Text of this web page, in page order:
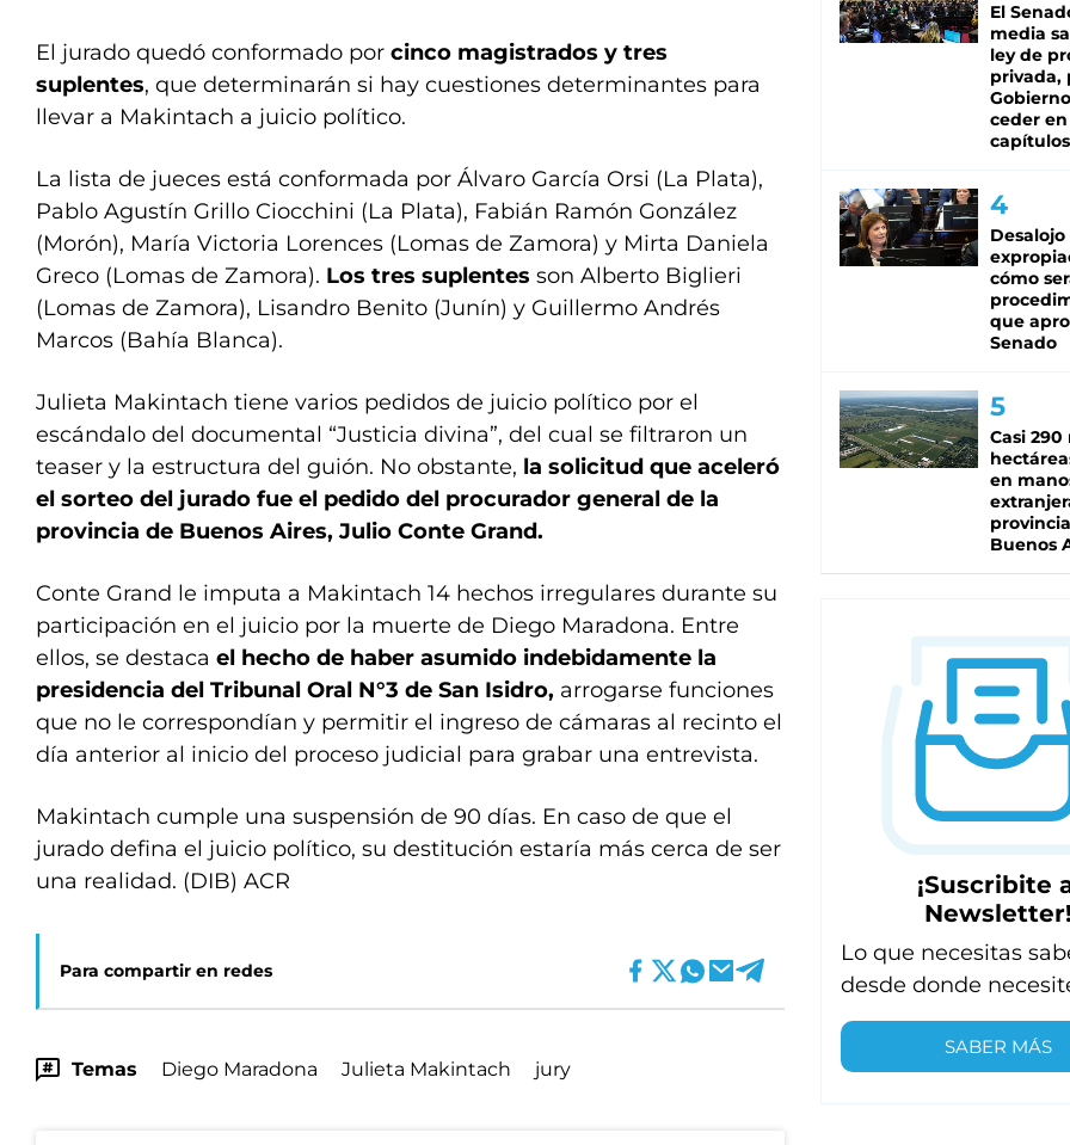
El jurado quedó conformado por cinco magistrados y tres
suplentes, que determinarán si hay cuestiones determinantes para
llevar a Makintach a juicio político.
La lista de jueces está conformada por Álvaro García Orsi (La Plata),
Pablo Agustín Grillo Ciocchini (La Plata), Fabián Ramón González
(Morón), María Victoria Lorences (Lomas de Zamora) y Mirta Daniela
Greco (Lomas de Zamora). Los tres suplentes son Alberto Biglieri
(Lomas de Zamora), Lisandro Benito (Junín) y Guillermo Andrés
Marcos (Bahía Blanca).
Julieta Makintach tiene varios pedidos de juicio político por el
escándalo del documental “Justicia divina”, del cual se filtraron un
teaser y la estructura del guión. No obstante, la solicitud que aceleró
el sorteo del jurado fue el pedido del procurador general de la
provincia de Buenos Aires, Julio Conte Grand.
Conte Grand le imputa a Makintach 14 hechos irregulares durante su
participación en el juicio por la muerte de Diego Maradona. Entre
ellos, se destaca el hecho de haber asumido indebidamente la
presidencia del Tribunal Oral N°3 de San Isidro, arrogarse funciones
que no le correspondían y permitir el ingreso de cámaras al recinto el
día anterior al inicio del proceso judicial para grabar una entrevista.
Makintach cumple una suspensión de 90 días. En caso de que el
jurado defina el juicio político, su destitución estaría más cerca de ser
una realidad. (DIB) ACR
Para compartir en redes
Temas Diego Maradona Julieta Makintach jury
El
media
ley de
privada,
ceder
capítulos
cómo
que
Senado
Casi 290
en
Buenos
¡Suscribite
Newsletter!
Lo que necesitas
desde donde
SABER MÁS